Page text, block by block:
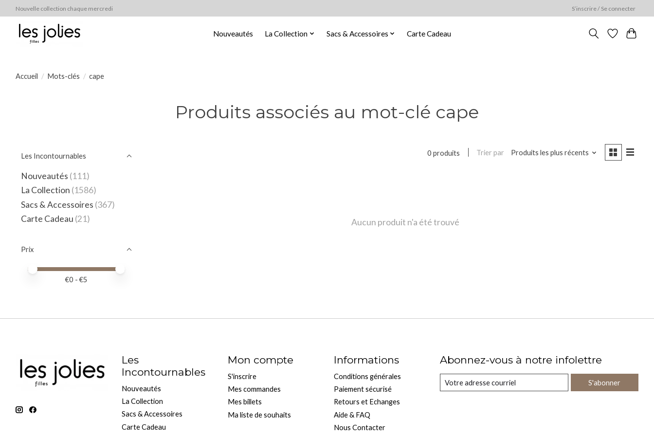
Nouvelle collection chaque mercredi S’inscrire / Se connecter
Nouveautés La Collection Sacs & Accessoires Carte Cadeau
Accueil / Mots-clés / cape
Produits associés au mot-clé cape
Les Incontournables
Nouveautés (111)
La Collection (1586)
Sacs & Accessoires (367)
Carte Cadeau (21)
Prix
Prix minimum
Price maximum value
€0 - €5
0 produits Trier par Produits les plus récents
Aucun produit n'a été trouvé
Les
Incontournables
Nouveautés
La Collection
Sacs & Accessoires
Carte Cadeau
Mon compte
S'inscrire
Mes commandes
Mes billets
Ma liste de souhaits
Informations
Conditions générales
Paiement sécurisé
Retours et Echanges
Aide & FAQ
Nous Contacter
Abonnez-vous à notre infolettre
S'abonner